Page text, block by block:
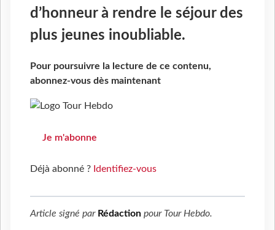
d’honneur à rendre le séjour des
plus jeunes inoubliable.
Pour poursuivre la lecture de ce contenu,
abonnez-vous dès maintenant
Je m'abonne
Déjà abonné ? Identifiez-vous
Article signé par Rédaction pour Tour Hebdo.